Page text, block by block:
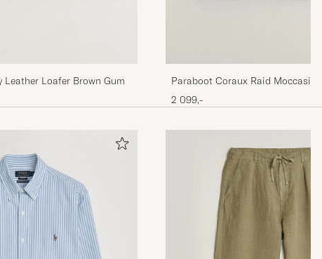
Leather Loafer Brown Gum
Paraboot Coraux Raid Moccasin
2 099,-